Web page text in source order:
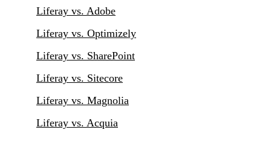
Liferay vs. Adobe
Liferay vs. Optimizely
Liferay vs. SharePoint
Liferay vs. Sitecore
Liferay vs. Magnolia
Liferay vs. Acquia